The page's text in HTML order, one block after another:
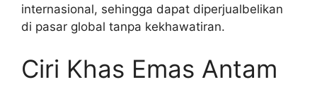
internasional, sehingga dapat diperjualbelikan
di pasar global tanpa kekhawatiran.
Ciri Khas Emas Antam